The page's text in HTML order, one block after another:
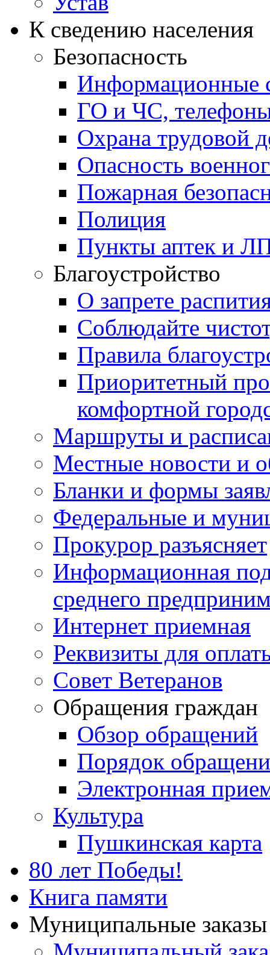
К сведению населения
Безопасность
Информационные
ГО и ЧС,
Охрана трудовой
Опасность
Пожарная
Полиция
Пункты аптек и
Благоустройство
О запрете
Соблюдайте
Правила
Приоритетный
комфортной
Маршруты и
Местные новости и
Бланки и формы
Федеральные и
Прокурор разъясняет
Информационная
среднего
Интернет приемная
Реквизиты для
Совет Ветеранов
Обращения граждан
Обзор обращений
Порядок
Электронная
Культура
Пушкинская карта
80 лет Победы!
Книга памяти
Муниципальные